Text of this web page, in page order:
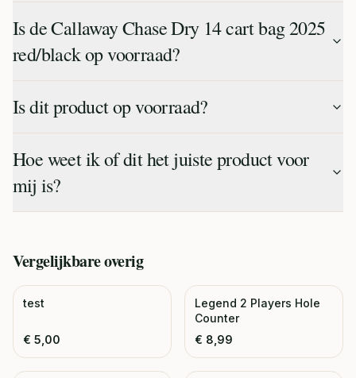
Is de Callaway Chase Dry 14 cart bag 2025
red/black op voorraad?
Is dit product op voorraad?
Hoe weet ik of dit het juiste product voor
mij is?
Vergelijkbareoverig
test
€ 5,00
Legend 2 Players Hole
Counter
€ 8,99